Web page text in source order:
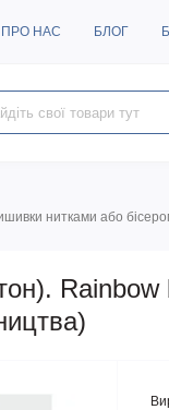
ПРО НАС БЛОГ
нитками або